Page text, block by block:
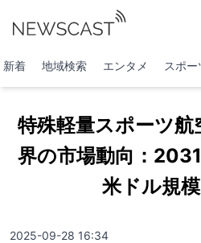
新着 地域検索 エンタメ スポー
特殊軽量スポーツ
界の市場動向：
米ドル規
2025-09-28 16:34